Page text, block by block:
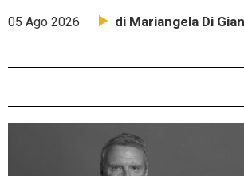
05 Ago 2026 di Mariangela Di